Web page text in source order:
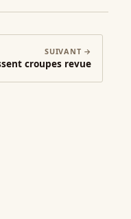
SUIVANT →
croupes revue